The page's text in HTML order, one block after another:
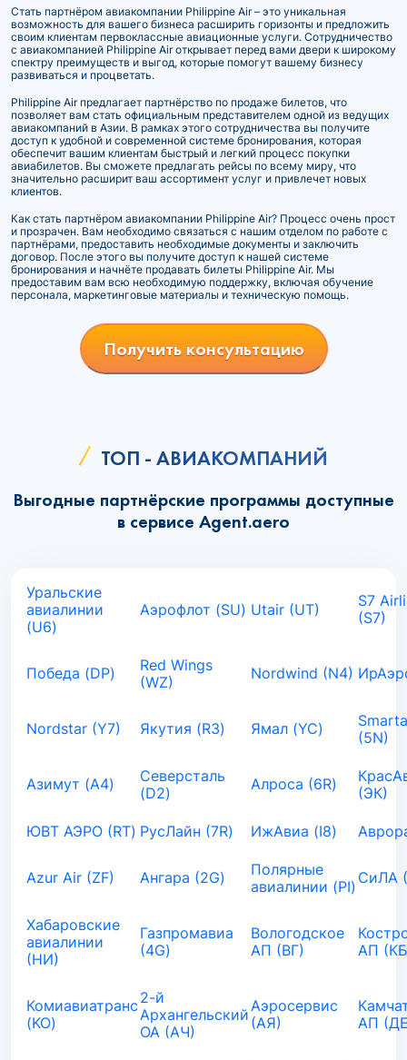
Стать партнёром авиакомпании Philippine Air – это уникальная
возможность для вашего бизнеса расширить горизонты и предложить
своим клиентам первоклассные авиационные услуги. Сотрудничество
с авиакомпанией Philippine Air открывает перед вами двери к широкому
спектру преимуществ и выгод, которые помогут вашему бизнесу
развиваться и процветать.
Philippine Air предлагает партнёрство по продаже билетов, что
позволяет вам стать официальным представителем одной из ведущих
авиакомпаний в Азии. В рамках этого сотрудничества вы получите
доступ к удобной и современной системе бронирования, которая
обеспечит вашим клиентам быстрый и легкий процесс покупки
авиабилетов. Вы сможете предлагать рейсы по всему миру, что
значительно расширит ваш ассортимент услуг и привлечет новых
клиентов.
Как стать партнёром авиакомпании Philippine Air? Процесс очень прост
и прозрачен. Вам необходимо связаться с нашим отделом по работе с
партнёрами, предоставить необходимые документы и заключить
договор. После этого вы получите доступ к нашей системе
бронирования и начнёте продавать билеты Philippine Air. Мы
предоставим вам всю необходимую поддержку, включая обучение
персонала, маркетинговые материалы и техническую помощь.
Получить консультацию
ТОП - АВИАКОМПАНИЙ
Выгодные партнёрские программы доступные
в сервисе Agent.aero
Уральские
авиалинии
(U6)
Аэрофлот (SU) Utair (UT)
S7
(S7)
Победа (DP)
Red Wings
(WZ)
Nordwind (N4)
Nordstar (Y7) Якутия (R3) Ямал (YC)
(5N)
Азимут (A4)
Северсталь
(D2)
Алроса (6R)
(ЭК)
ЮВТ АЭРО (RT) РусЛайн (7R) ИжАвиа (I8)
Azur Air (ZF) Ангара (2G)
Полярные
авиалинии (PI) СиЛА
Хабаровские
авиалинии
(НИ)
Газпромавиа
(4G)
Вологодское
АП (ВГ)
АП
Комиавиатранс
(KO)
2-й
Архангельский
ОА (АЧ)
Аэросервис
(АЯ)
АП